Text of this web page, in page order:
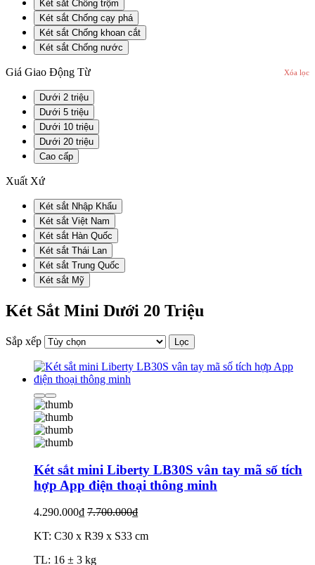
Két sắt Chống trộm
Két sắt Chống cạy phá
Két sắt Chống khoan cắt
Két sắt Chống nước
Giá Giao Động Từ Xóa lọc
Dưới 2 triệu
Dưới 5 triệu
Dưới 10 triệu
Dưới 20 triệu
Cao cấp
Xuất Xứ
Két sắt Nhập Khẩu
Két sắt Việt Nam
Két sắt Hàn Quốc
Két sắt Thái Lan
Két sắt Trung Quốc
Két sắt Mỹ
Két Sắt Mini Dưới 20 Triệu
Sắp xếp Lọc
Két sắt mini Liberty LB30S vân tay mã số tích
hợp App điện thoại thông minh
4.290.000₫ 7.700.000₫
KT: C30 x R39 x S33 cm
TL: 16 ± 3 kg